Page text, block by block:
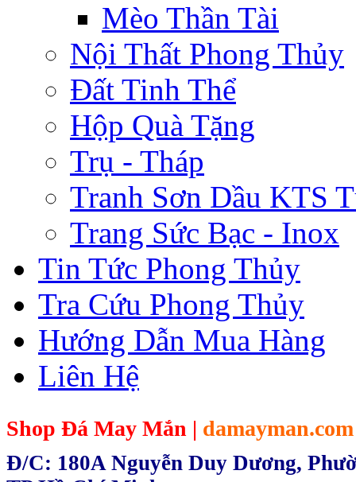
Mèo Thần Tài
Nội Thất Phong Thủy
Đất Tinh Thể
Hộp Quà Tặng
Trụ - Tháp
Tranh Sơn Dầu KTS
Trang Sức Bạc - Inox
Tin Tức Phong Thủy
Tra Cứu Phong Thủy
Hướng Dẫn Mua Hàng
Liên Hệ
Shop Đá May Mắn | damayman.com
Đ/C: 180A Nguyễn Duy Dương,